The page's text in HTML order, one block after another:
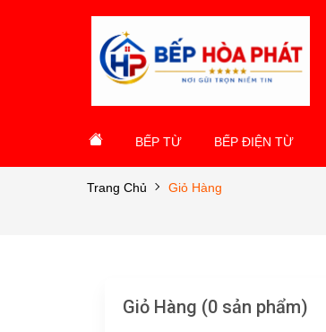
BẾP TỪ BẾP ĐIỆN TỪ
Trang Chủ Giỏ Hàng